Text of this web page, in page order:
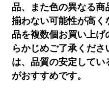
品、また色の異なる
揃わない可能性が高
品を複数個お買い上
らかじめご了承くだ
は、品質の安定してい
がおすすめです。